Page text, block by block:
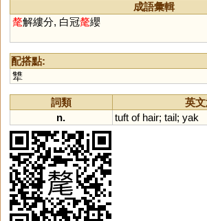
成語彙輯
氂解縷分, 白冠氂纓
配搭點:
犨
詞類
英
n.
tuft of hair; tail; yak